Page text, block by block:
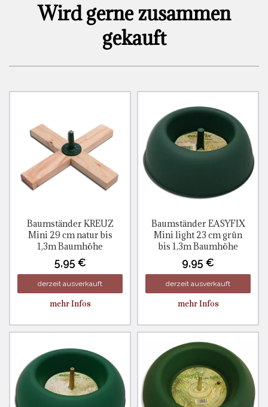
Wird gerne zusammen
gekauft
Baumständer KREUZ
Mini 29 cm natur bis
1,3m Baumhöhe
5,95 €
derzeit ausverkauft
mehr Infos
Baumständer EASYFIX
Mini light 23 cm grün
bis 1,3m Baumhöhe
9,95 €
derzeit ausverkauft
mehr Infos